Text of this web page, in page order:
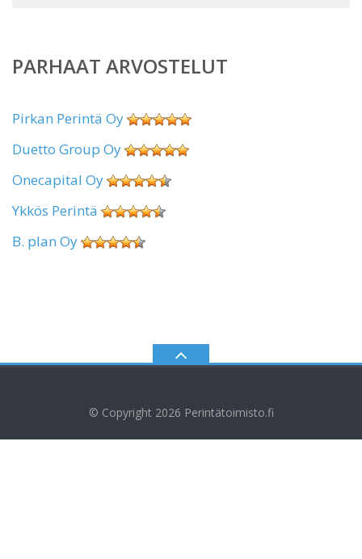
PARHAAT ARVOSTELUT
Pirkan Perintä Oy
Duetto Group Oy
Onecapital Oy
Ykkös Perintä
B. plan Oy
© Copyright 2026 Perintätoimisto.fi